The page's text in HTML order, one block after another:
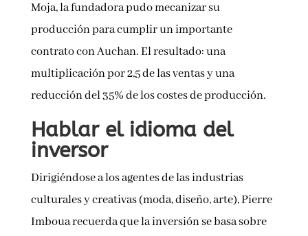
Moja, la fundadora pudo mecanizar su
producción para cumplir un importante
contrato con Auchan. El resultado: una
multiplicación por 2,5 de las ventas y una
reducción del 35% de los costes de producción.
Hablar el idioma del
inversor
Dirigiéndose a los agentes de las industrias
culturales y creativas (moda, diseño, arte), Pierre
Imboua recuerda que la inversión se basa sobre